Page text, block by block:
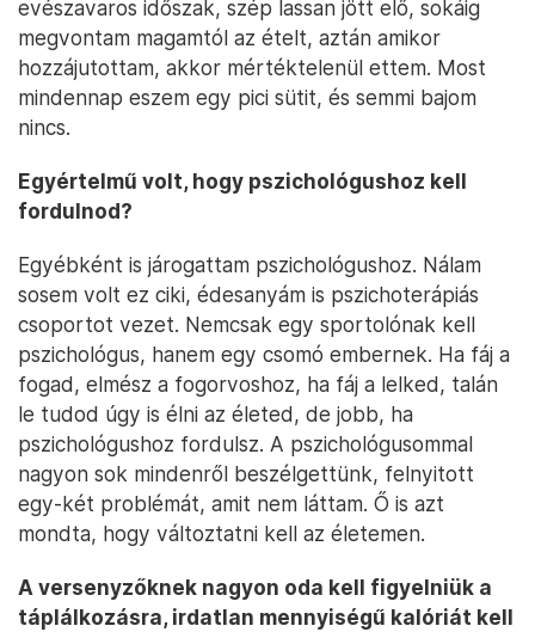
evészavaros időszak, szép lassan jött elő, sokáig
megvontam magamtól az ételt, aztán amikor
hozzájutottam, akkor mértéktelenül ettem. Most
mindennap eszem egy pici sütit, és semmi bajom
nincs.
Egyértelmű volt, hogy pszichológushoz kell
fordulnod?
Egyébként is járogattam pszichológushoz. Nálam
sosem volt ez ciki, édesanyám is pszichoterápiás
csoportot vezet. Nemcsak egy sportolónak kell
pszichológus, hanem egy csomó embernek. Ha fáj a
fogad, elmész a fogorvoshoz, ha fáj a lelked, talán
le tudod úgy is élni az életed, de jobb, ha
pszichológushoz fordulsz. A pszichológusommal
nagyon sok mindenről beszélgettünk, felnyitott
egy-két problémát, amit nem láttam. Ő is azt
mondta, hogy változtatni kell az életemen.
A versenyzőknek nagyon oda kell figyelniük a
táplálkozásra, irdatlan mennyiségű kalóriát kell